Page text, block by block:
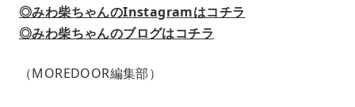
◎みわ柴ちゃんのInstagramはコチラ
◎みわ柴ちゃんのブログはコチラ
（MOREDOOR編集部）